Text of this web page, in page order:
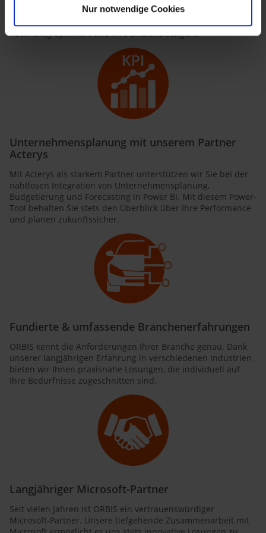
Nur notwendige Cookies
strategischen Beratung bis zur Umsetzung. Wir bieten Ihnen
eine ganzheitliche Lösung, die Ihre Geschäftsprozesse
nachhaltig optimiert und Ihre Effizienz steigert.
Unternehmensplanung mit unserem Partner
Acterys
Mit Acterys als starkem Partner unterstützen wir Sie bei der
nahtlosen Integration von Unternehmensplanung,
Budgetierung und Forecasting in Power BI. Mit diesem Power-
Tool behalten Sie stets den Überblick über Ihre Performance
und planen zukunftssicher.
Fundierte & umfassende Branchenerfahrungen
ORBIS kennt die Anforderungen Ihrer Branche genau. Dank
unserer langjährigen Erfahrung in verschiedenen Industrien
bieten wir Ihnen praxisnahe Lösungen, die individuell auf
Ihre Bedürfnisse zugeschnitten sind.
Langjähriger Microsoft-Partner
Seit vielen Jahren ist ORBIS ein vertrauenswürdiger
Microsoft-Partner. Unsere tiefgehende Zusammenarbeit mit